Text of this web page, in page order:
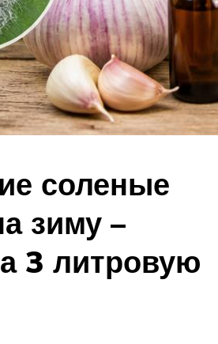
соленые
зиму –
3 литровую